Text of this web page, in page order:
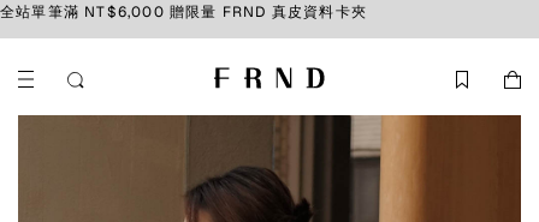
全站單筆滿 NT$6,000 贈限量 FRND 真皮資料卡夾